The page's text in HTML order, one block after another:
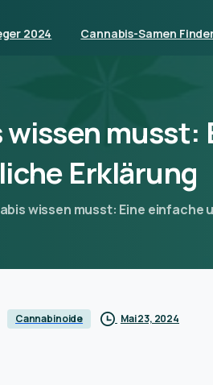
2024 Cannabis-Samen
wissen musst:
Erklärung
wissen musst: Eine einfache
Cannabinoide Mai 23, 2024